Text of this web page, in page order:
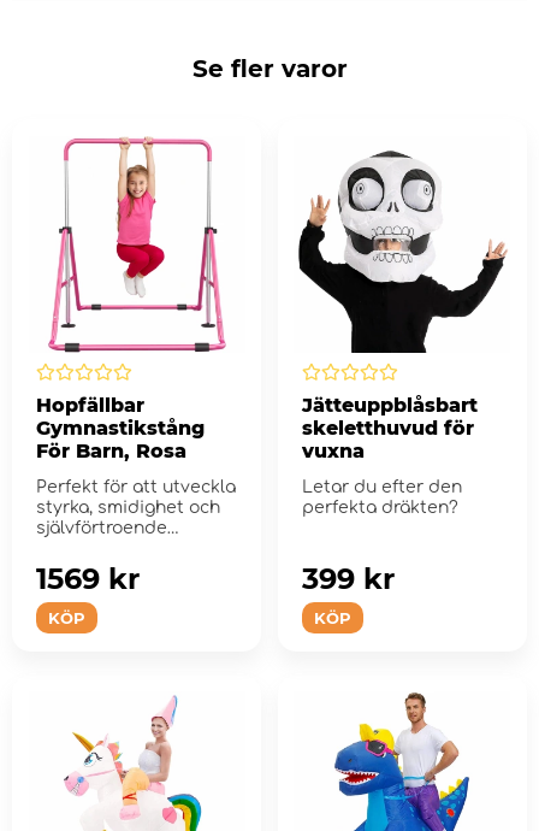
Se fler varor
Hopfällbar
Gymnastikstång
För Barn, Rosa
Perfekt för att utveckla
styrka, smidighet och
självförtroende
KÖP
1569 kr
Jätteuppblåsbart
skeletthuvud för
vuxna
Letar du efter den
perfekta dräkten?
KÖP
399 kr